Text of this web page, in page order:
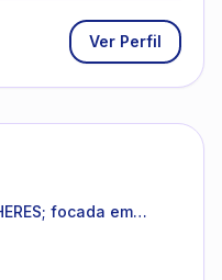
Ver Perfil
focada em